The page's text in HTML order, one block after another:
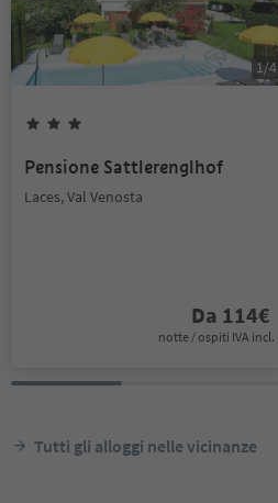
1/4
Pensione Sattlerenglhof
Laces, Val Venosta
Da 114€
notte / ospiti IVA incl.
Tutti gli alloggi nelle vicinanze